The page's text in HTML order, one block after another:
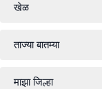
खेळ
ताज्या बातम्या
माझा जिल्हा